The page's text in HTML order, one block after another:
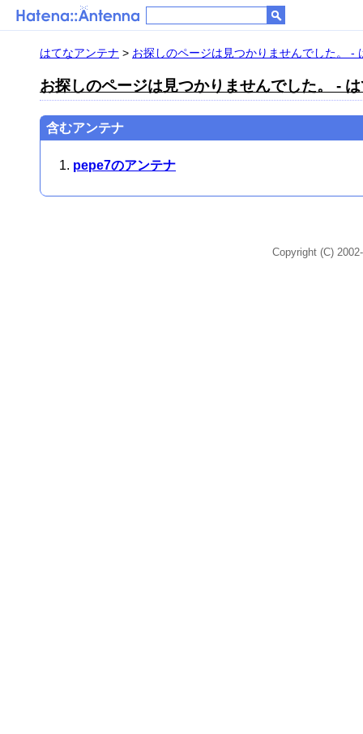
はてなアンテナ > お探しのページは見つかりませんでした。 -
お探しのページは見つかりませんでした。 -
含むアンテナ
pepe7のアンテナ
Copyright (C)